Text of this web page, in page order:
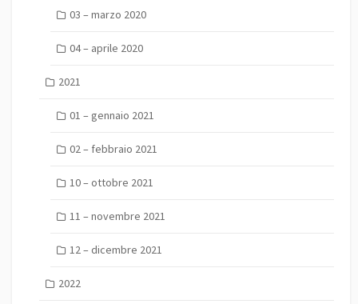
03 – marzo 2020
04 – aprile 2020
2021
01 – gennaio 2021
02 – febbraio 2021
10 – ottobre 2021
11 – novembre 2021
12 – dicembre 2021
2022